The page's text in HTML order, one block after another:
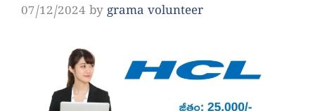
07/12/2024 by grama volunteer